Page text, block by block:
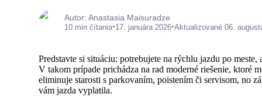
Autor: Anastasia Maisuradze
10 min čítania•17. januára 2026•Aktualizované 06.
Predstavte si situáciu: potrebujete na rýchlu jazdu po
V takom prípade prichádza na rad moderné riešenie, ktoré
eliminuje starosti s parkovaním, poistením či servisom, no
vám jazda vyplatila.